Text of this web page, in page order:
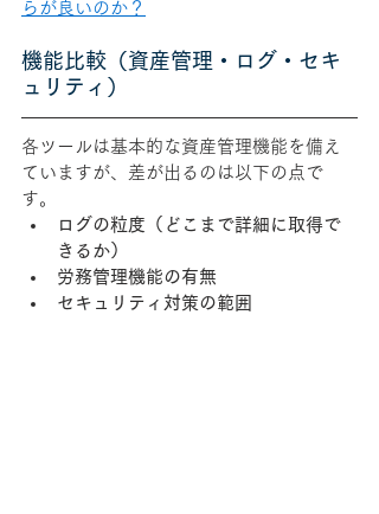
らが良いのか？
機能比較（資産管理・ログ・セキ
ュリティ）
各ツールは基本的な資産管理機能を備え
ていますが、差が出るのは以下の点で
す。
ログの粒度（どこまで詳細に取得で
きるか）
労務管理機能の有無
セキュリティ対策の範囲